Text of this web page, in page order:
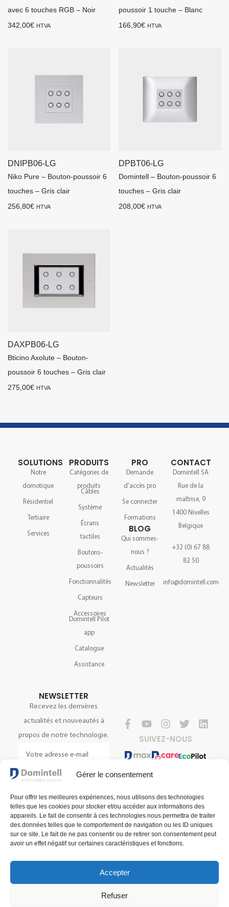
Gérer le consentement
Pour offrir les meilleures expériences, nous utilisons des technologies
telles que les cookies pour stocker et/ou accéder aux informations des
appareils. Le fait de consentir à ces technologies nous permettra de traiter
des données telles que le comportement de navigation ou les ID uniques
sur ce site. Le fait de ne pas consentir ou de retirer son consentement peut
avoir un effet négatif sur certaines caractéristiques et fonctions.
Accepter
Refuser
avec 6 touches RGB – Noir
342,00€ HTVA
poussoir 1 touche – Blanc
166,90€ HTVA
DNIPB06-LG
Niko Pure – Bouton-poussoir 6
touches – Gris clair
256,80€ HTVA
DPBT06-LG
Domintell – Bouton-poussoir 6
touches – Gris clair
208,00€ HTVA
DAXPB06-LG
Bticino Axolute – Bouton-
poussoir 6 touches – Gris clair
275,00€ HTVA
SOLUTIONS
Notre
domotique
Résidentiel
Tertiaire
Services
PRODUITS
Catégories de
produits
Câbles
Système
Écrans
tactiles
Boutons-
poussoirs
Fonctionnalités
Capteurs
Accessoires
Domintell Pilot
app
Catalogue
Assistance
PRO
Demande
d'accès pro
Se connecter
Formations
BLOG
Qui sommes-
nous ?
Actualités
Newsletter
CONTACT
Domintell SA
Rue de la
maîtrise, 9
1400 Nivelles
Belgique
+32 (0) 67 88
82 50
info@domintell.com
NEWSLETTER
Recevez les dernières
actualités et nouveautés à
propos de notre technologie.
S'INSCRIRE
SUIVEZ-NOUS
Politique de confidentialité© 2025 Domintell SA